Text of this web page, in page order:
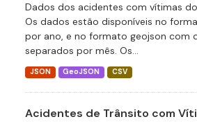
Dados dos acidentes com vítimas
Os dados estão disponíveis no
por ano, e no formato geojson com
separados por mês. Os...
JSON GeoJSON CSV
Acidentes de Trânsito com